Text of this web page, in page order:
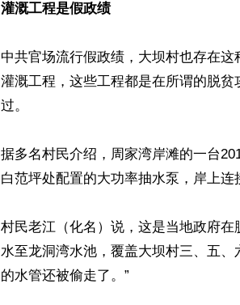
灌溉工程是假政绩
中共官场流行假政绩，大坝村也存在
灌溉工程，这些工程都是在所谓的脱
过。
据多名村民介绍，周家湾岸滩的一台
白范坪处配置的大功率抽水泵，岸上连
村民老江（化名）说，这是当地政府
水至龙洞湾水池，覆盖大坝村三、五
的水管还被偷走了。”